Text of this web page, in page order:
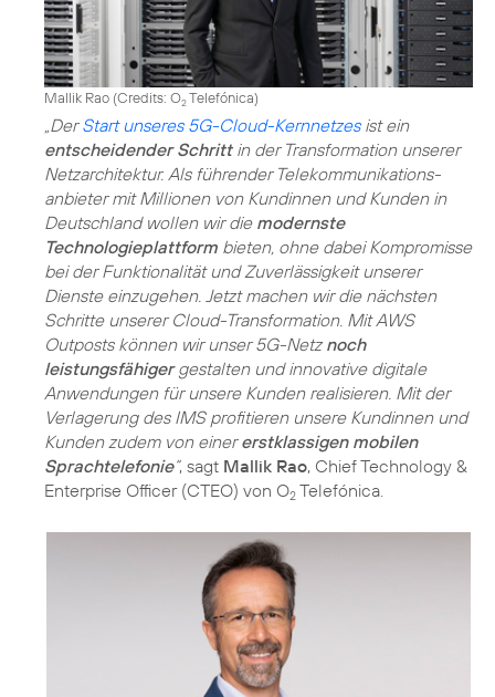
Mallik Rao (Credits: O2Telefónica)
„DerStart unseres 5G-Cloud-Kernnetzesist ein
entscheidender Schrittin der Transformation unserer
Netzarchitektur. Als führender Telekommunikations­
anbieter mit Millionen von Kundinnen und Kunden in
Deutschland wollen wir die modernste
Technologieplattform bieten, ohne dabei Kompromisse
bei der Funktionalität und Zuverlässigkeit unserer
Dienste einzugehen. Jetzt machen wir die nächsten
Schritte unserer Cloud-Transformation. Mit AWS
Outposts können wir unser 5G-Netz noch
leistungsfähigergestalten und innovative digitale
Anwendungen für unsere Kunden realisieren. Mit der
Verlagerung des IMS profitieren unsere Kundinnen und
Kunden zudem von einererstklassigen mobilen
Sprachtelefonie“, sagt Mallik Rao, Chief Technology &
Enterprise Officer (CTEO) von O2 Telefónica.